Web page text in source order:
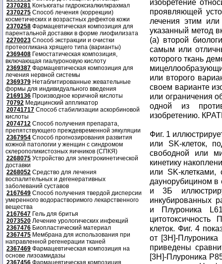
2370281 Конъюгаты гидроксиалкилкрахмал
2370275 Способ лечения (коррекции)
косметических и возрастных дефектов кожи
2370258 Фармацевтическая композиция для
парентальной доставки в форме лиофилизата
2270023 Способ экстракции и очистки
протеогликана хрящего типа (варианты)
2369408 Гемостатическая композиция,
включающая гиалуроновую кислоту
2369387 Фармацевтическая композиция для
лечения нервной системы
2369379 Нетаблитированные жевательные
формы для индивидуального введения
2169136 Производное коричной кислоты
70792 Медицинский аппликатор
20741717 Способ стабилизации аскорбиновой
кислоты
2074712 Способ получения препарата,
препятствующего преждевременной эякуляции
2367954 Способ прогнозирования развития
кожной патологии у женщин с синдромом
склерополикистозных яичников (СПКЯ)
2268075 Устройство для электрокинетической
доставки
2268052 Средство для лечения
воспалительных и дегенеративных
заболеваний суставов
2167649 Способ получения твердой дисперсии
умеренного водорастворимого лекарственного
вещества
2167647 Гель для бритья
2073520 Лечение урологических инфекций
2367476 Биопластический материал
2367475 Мембрана для использования при
направленной регенерации тканей
2367469 Фармацевтическая композиция на
основе лизоамидазы
2367456 Фармацевтическая композиция
изобретение
проявляющей
лечения этим
указанный метод
(а) второй
самым или
которого ткань
или второго
своем варианте
или ограничения
одной из
изобретению.
Фиг. 1
или SK-клеток,
свободной или
кинетику
или SK-клетками,
даунорубицином
и 3Б
инкубированных
и Плуроника
клеток. Фиг. 4
от [3H]-
приведены
[3H]-Плуроника